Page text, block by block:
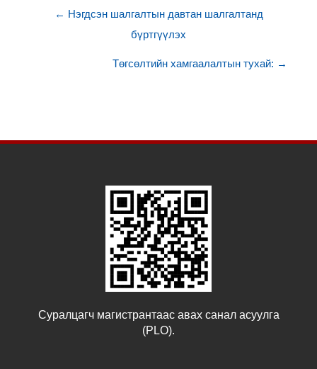
← Нэгдсэн шалгалтын давтан шалгалтанд
бүртгүүлэх
Төгсөлтийн хамгаалалтын тухай: →
Суралцагч магистрантаас авах санал асуулга
(PLO).